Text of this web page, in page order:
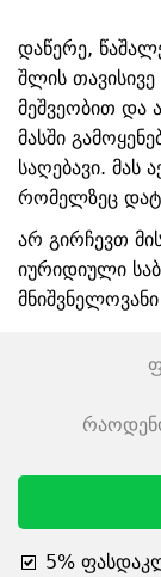
დაწერე,
შლის
მეშვეობით და
მასში
საღებავი. მას
რომელზეც
არ გირჩევთ
იურიდიული
5%